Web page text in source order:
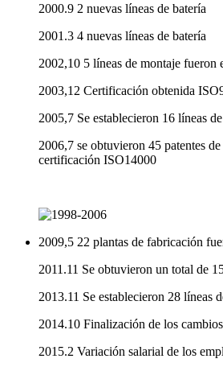
2000.9 2 nuevas líneas de batería
2001.3 4 nuevas líneas de batería
2002,10 5 líneas de montaje fueron
2003,12 Certificación obtenida
2005,7 Se establecieron 16 líneas
2006,7 se obtuvieron 45 patentes
certificación ISO14000
2009,5 22 plantas de fabricación
2011.11 Se obtuvieron un total de
2013.11 Se establecieron 28 líneas
2014.10 Finalización de los
2015.2 Variación salarial de los